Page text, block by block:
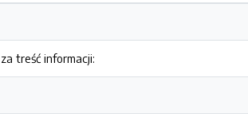
treść informacji: